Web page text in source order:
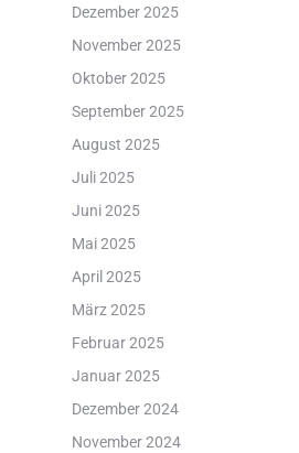
Dezember 2025
November 2025
Oktober 2025
September 2025
August 2025
Juli 2025
Juni 2025
Mai 2025
April 2025
März 2025
Februar 2025
Januar 2025
Dezember 2024
November 2024